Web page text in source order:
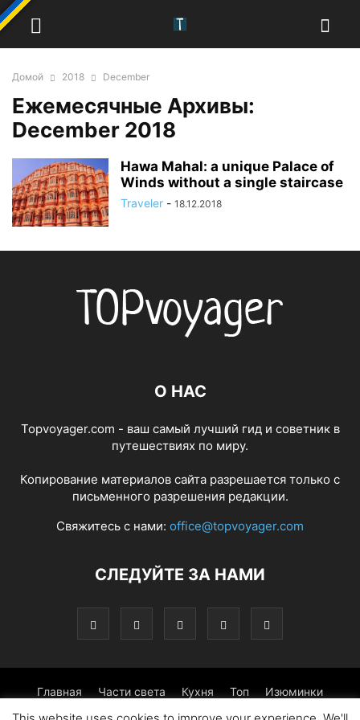
Домой 2018 December
Ежемесячные Архивы:
December 2018
Hawa Mahal: a unique Palace of
Winds without a single staircase
Traveler - 18.12.2018
О НАС
Topvoyager.com - ваш самый лучший гид и советник в
путешествиях по миру.
Копирование материалов сайта разрешается только с
письменного разрешения редакции.
Свяжитесь с нами: office@topvoyager.com
СЛЕДУЙТЕ ЗА НАМИ
Главная Части света Кухня Топ Изюминки